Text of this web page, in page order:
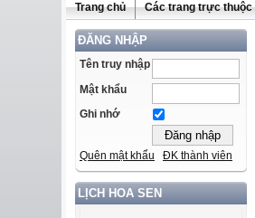
Trang chủ Các trang trực thuộc
ĐĂNG NHẬP
Tên truy nhập
Mật khẩu
Ghi nhớ
Quên mật khẩu ĐK thành viên
LỊCH HOA SEN